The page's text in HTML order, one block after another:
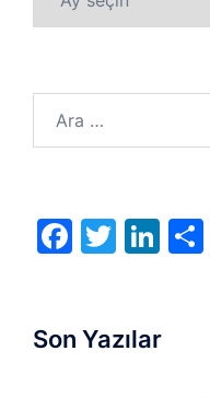
Son Yazılar